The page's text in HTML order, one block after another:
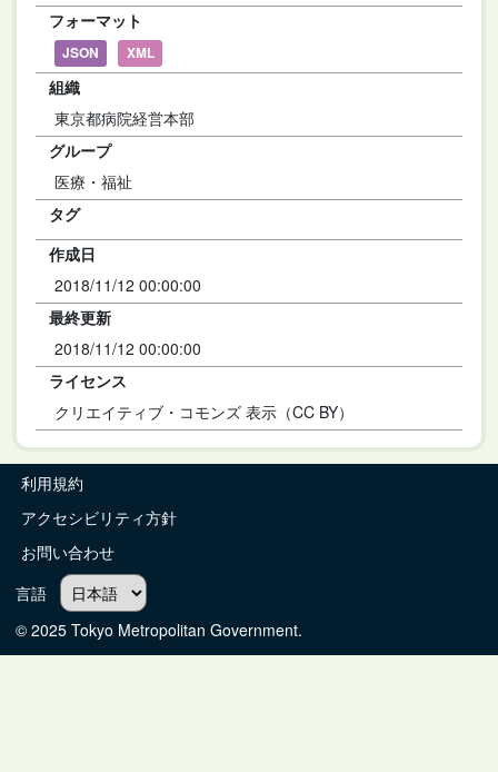
フォーマット
JSON XML
組織
東京都病院経営本部
グループ
医療・福祉
タグ
作成日
2018/11/12 00:00:00
最終更新
2018/11/12 00:00:00
ライセンス
クリエイティブ・コモンズ 表示（CC BY）
利用規約
アクセシビリティ方針
お問い合わせ
言語
© 2025 Tokyo Metropolitan Government.